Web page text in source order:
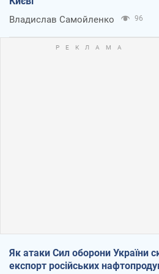
Владислав Самойленко 96
Як атаки Сил оборони України
експорт російських